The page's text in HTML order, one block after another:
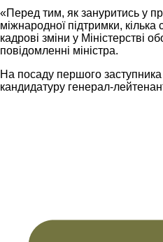
«Перед тим, як зануритись у
міжнародної підтримки, кілька
кадрові зміни у Міністерстві
повідомленні міністра.
На посаду першого заступника
кандидатуру генерал-